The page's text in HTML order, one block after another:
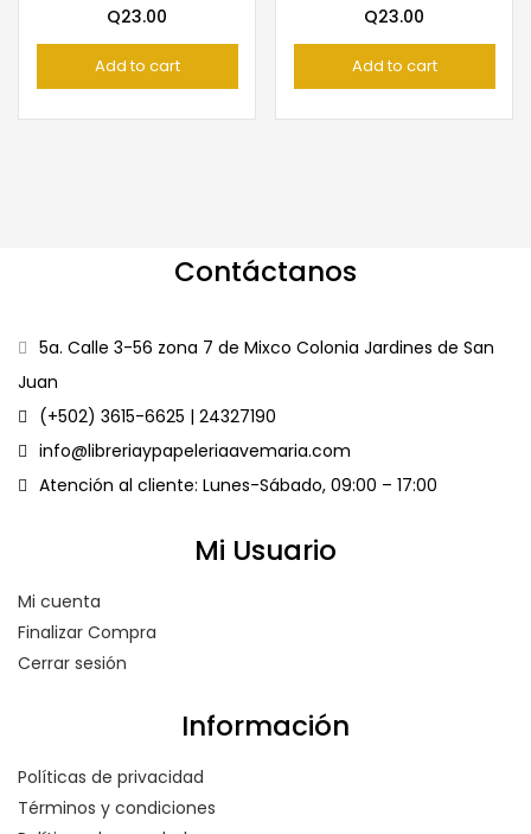
Q23.00
Add to cart
Q23.00
Add to cart
Contáctanos
5a. Calle 3-56 zona 7 de Mixco Colonia Jardines de San
Juan
(+502) 3615-6625 | 24327190
info@libreriaypapeleriaavemaria.com
Atención al cliente: Lunes-Sábado, 09:00 – 17:00
Mi Usuario
Mi cuenta
Finalizar Compra
Cerrar sesión
Información
Políticas de privacidad
Términos y condiciones